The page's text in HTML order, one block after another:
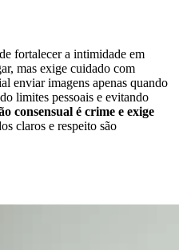
fortalecer a intimidade em
mas exige cuidado com
enviar imagens apenas quando
limites pessoais e evitando
consensual é crime e exige
claros e respeito são